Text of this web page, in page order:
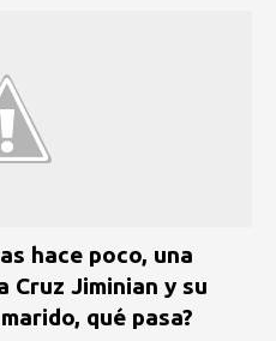
hace poco, una
Cruz Jiminian y su
qué pasa?